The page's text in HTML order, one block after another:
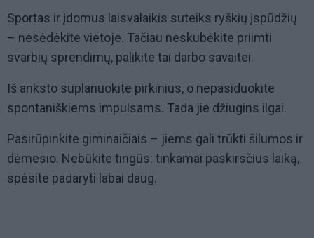
Sportas ir įdomus laisvalaikis suteiks ryškių įspūdžių
– nesėdėkite vietoje. Tačiau neskubėkite priimti
svarbių sprendimų, palikite tai darbo savaitei.
Iš anksto suplanuokite pirkinius, o nepasiduokite
spontaniškiems impulsams. Tada jie džiugins ilgai.
Pasirūpinkite giminaičiais – jiems gali trūkti šilumos ir
dėmesio. Nebūkite tingūs: tinkamai paskirsčius laiką,
spėsite padaryti labai daug.